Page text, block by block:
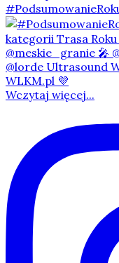
Wczytaj więcej...